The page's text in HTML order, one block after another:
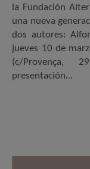
la Fundación
una nueva
dos autores:
jueves 10 de
(c/Provença,
presentación…